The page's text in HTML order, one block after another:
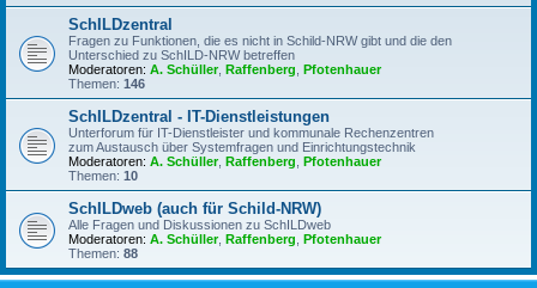
SchILDzentral
Fragen zu Funktionen, die es nicht in Schild-NRW gibt und die den
Unterschied zu SchILD-NRW betreffen
Moderatoren: A. Schüller, Raffenberg Pfotenhauer
Themen: 146
SchILDzentral - IT-Dienstleistungen
Unterforum für IT-Dienstleister und kommunale Rechenzentren
zum Austausch über Systemfragen und Einrichtungstechnik
Moderatoren: A. Schüller, Raffenberg Pfotenhauer
Themen: 10
SchILDweb (auch für Schild-NRW)
Alle Fragen und Diskussionen zu SchILDweb
Moderatoren: A. Schüller, Raffenberg Pfotenhauer
Themen: 88